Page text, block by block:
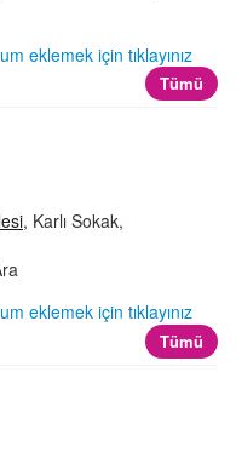
eklemek için tıklayınız
Tümü
, Karlı Sokak,
eklemek için tıklayınız
Tümü